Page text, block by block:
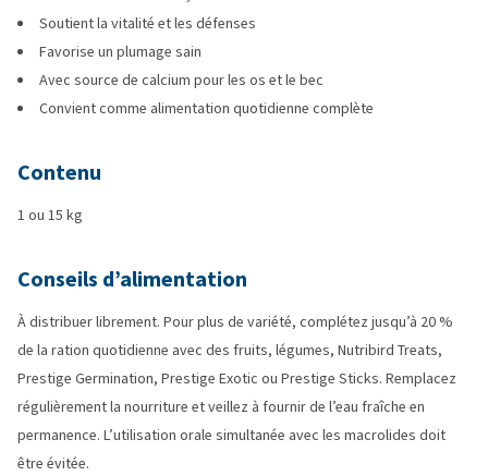
Soutient la vitalité et les défenses
Favorise un plumage sain
Avec source de calcium pour les os et le bec
Convient comme alimentation quotidienne complète
Contenu
1 ou 15 kg
Conseils d’alimentation
À distribuer librement. Pour plus de variété, complétez jusqu’à 20 %
de la ration quotidienne avec des fruits, légumes, Nutribird Treats,
Prestige Germination, Prestige Exotic ou Prestige Sticks. Remplacez
régulièrement la nourriture et veillez à fournir de l’eau fraîche en
permanence. L’utilisation orale simultanée avec les macrolides doit
être évitée.